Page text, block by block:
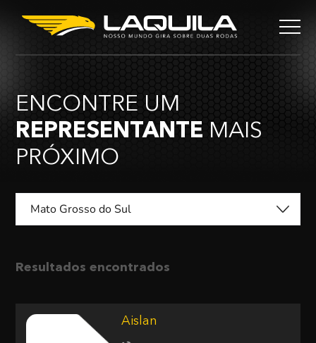
ENCONTRE UM
REPRESENTANTE MAIS
PRÓXIMO
Mato Grosso do Sul
Resultados encontrados
Aislan